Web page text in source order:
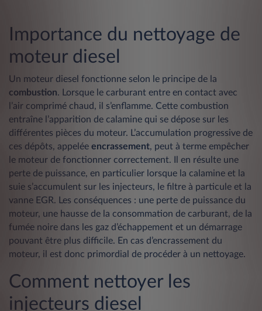
Importance du nettoyage de
moteur diesel
Un moteur diesel fonctionne selon le principe de la
combustion. Lorsque le carburant entre en contact avec
l’air comprimé chaud, il s’enflamme. Cette combustion
entraîne l’apparition de calamine qui se dépose sur les
différentes pièces du moteur. L’accumulation progressive de
ces dépôts, appelée encrassement, peut à terme empêcher
le moteur de fonctionner correctement. Il en résulte une
perte de puissance, en particulier lorsque la calamine et la
suie s’accumulent sur les injecteurs, le filtre à particule et la
vanne EGR. Les conséquences : une perte de puissance du
moteur, une hausse de la consommation de carburant, de la
fumée noire dans les gaz d’échappement et un démarrage
pouvant être plus difficile. En cas d’encrassement du
moteur, il est donc primordial de procéder à un nettoyage.
Comment nettoyer les
injecteurs diesel